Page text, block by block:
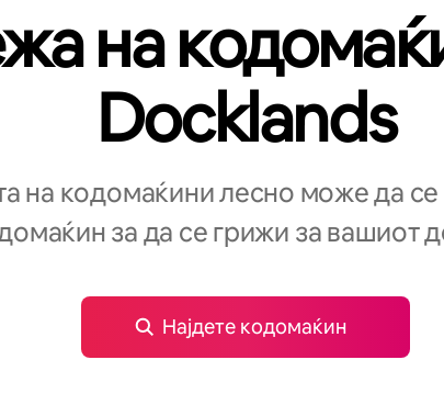
на
Docklands
на кодомаќини лесно може да се
за да се грижи за вашиот
Најдете кодомаќин